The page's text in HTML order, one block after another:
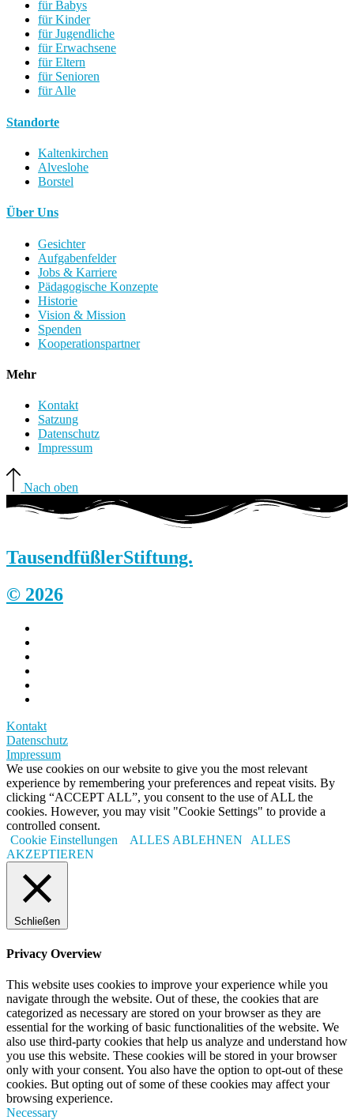
für Babys
für Kinder
für Jugendliche
für Erwachsene
für Eltern
für Senioren
für Alle
Standorte
Kaltenkirchen
Alveslohe
Borstel
Über Uns
Gesichter
Aufgabenfelder
Jobs & Karriere
Pädagogische Konzepte
Historie
Vision & Mission
Spenden
Kooperationspartner
Mehr
Kontakt
Satzung
Datenschutz
Impressum
Nach oben
TausendfüßlerStiftung.
© 2026
Kontakt
Datenschutz
Impressum
We use cookies on our website to give you the most relevant
experience by remembering your preferences and repeat visits. By
clicking “ACCEPT ALL”, you consent to the use of ALL the
cookies. However, you may visit "Cookie Settings" to provide a
controlled consent.
Cookie Einstellungen
ALLES ABLEHNEN
ALLES
AKZEPTIEREN
Schließen
Privacy Overview
This website uses cookies to improve your experience while you
navigate through the website. Out of these, the cookies that are
categorized as necessary are stored on your browser as they are
essential for the working of basic functionalities of the website. We
also use third-party cookies that help us analyze and understand how
you use this website. These cookies will be stored in your browser
only with your consent. You also have the option to opt-out of these
cookies. But opting out of some of these cookies may affect your
browsing experience.
Necessary